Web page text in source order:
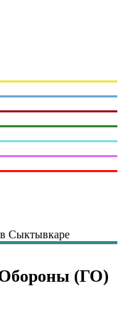
Сыктывкаре
(ГО)